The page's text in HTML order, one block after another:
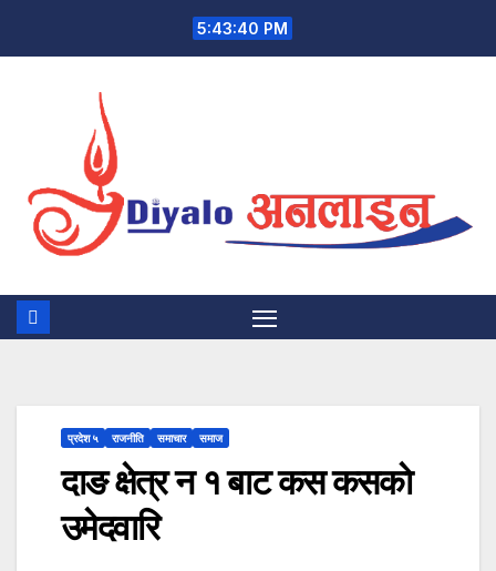
5:43:40 PM
प्रदेश ५ राजनीति समाचार समाज
दाङ क्षेत्र न १ बाट कस कसकाे
उमेदवारि